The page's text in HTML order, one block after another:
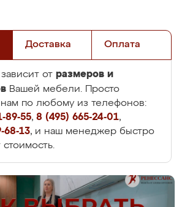
Доставка Оплата
от размеров и
Вашей мебели. Просто
нам по любому из телефонов:
89-55, 8 (495) 665-24-01,
68-13, и наш менеджер быстро
стоимость.